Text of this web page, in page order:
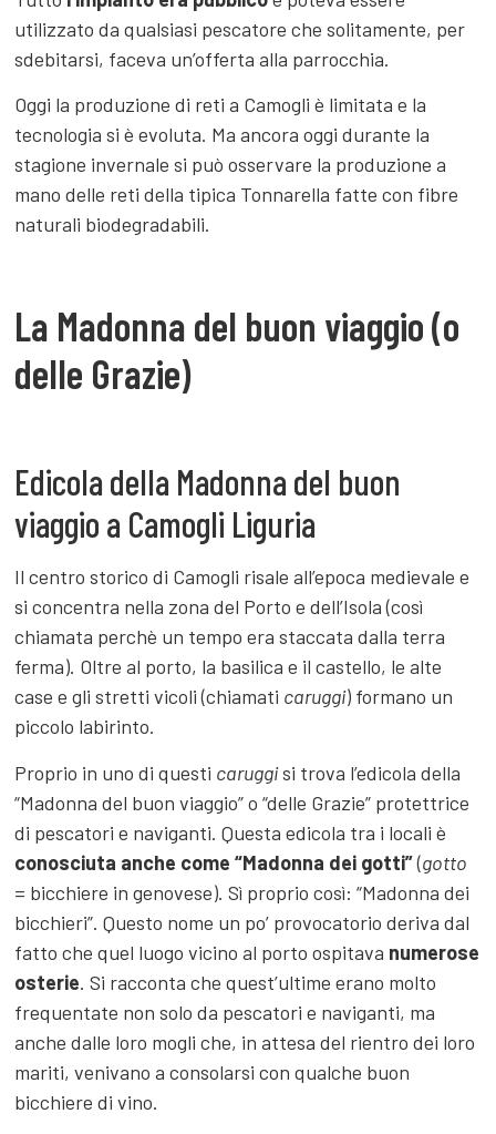
utilizzato da qualsiasi pescatore che solitamente, per
sdebitarsi, faceva un’offerta alla parrocchia.
Oggi la produzione di reti a Camogli è limitata e la
tecnologia si è evoluta. Ma ancora oggi durante la
stagione invernale si può osservare la produzione a
mano delle reti della tipica Tonnarella fatte con fibre
naturali biodegradabili.
La Madonna del buon viaggio (o
delle Grazie)
Edicola della Madonna del buon
viaggio a Camogli Liguria
Il centro storico di Camogli risale all’epoca medievale e
si concentra nella zona del Porto e dell’Isola (così
chiamata perchè un tempo era staccata dalla terra
ferma). Oltre al porto, la basilica e il castello, le alte
case e gli stretti vicoli (chiamati caruggi) formano un
piccolo labirinto.
Proprio in uno di questi caruggisi trova l’edicola della
“Madonna del buon viaggio” o “delle Grazie” protettrice
di pescatori e naviganti. Questa edicola tra i locali è
conosciuta anche come “Madonna dei gotti”(gotto
= bicchiere in genovese). Sì proprio così: “Madonna dei
bicchieri”. Questo nome un po’ provocatorio deriva dal
fatto che quel luogo vicino al porto ospitava numerose
osterie. Si racconta che quest’ultime erano molto
frequentate non solo da pescatori e naviganti, ma
anche dalle loro mogli che, in attesa del rientro dei loro
mariti, venivano a consolarsi con qualche buon
bicchiere di vino.